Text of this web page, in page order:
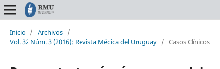
Inicio / Archivos /
Vol. 32 Núm. 3 (2016): Revista Médica del Uruguay / Casos Clínicos